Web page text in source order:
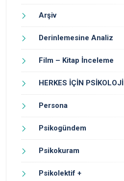
Arşiv
Derinlemesine Analiz
Film – Kitap İnceleme
HERKES İÇİN PSİKOLOJİ
Persona
Psikogündem
Psikokuram
Psikolektif +